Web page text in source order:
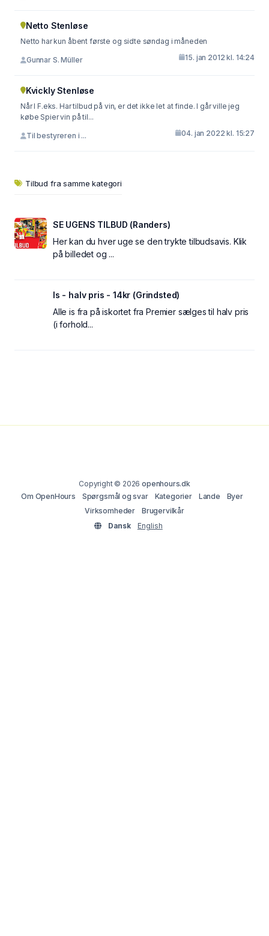
Netto Stenløse
Netto har kun åbent første og sidte søndag i måneden
Gunnar S. Müller 15. jan 2012 kl. 14:24
Kvickly Stenløse
Når I F.eks. Har tilbud på vin, er det ikke let at finde. I går ville jeg
købe Spier vin på til...
Til bestyreren i ... 04. jan 2022 kl. 15:27
Tilbud fra samme kategori
SE UGENS TILBUD (Randers)
Her kan du hver uge se den trykte tilbudsavis. Klik
på billedet og ...
Is - halv pris - 14kr (Grindsted)
Alle is fra på iskortet fra Premier sælges til halv pris
(i forhold...
Copyright © 2026openhours.dk
Om OpenHours
Spørgsmål og svar Kategorier Lande
Byer
Virksomheder
Brugervilkår
Dansk
English